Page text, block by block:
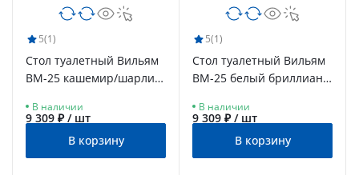
5(1)
Стол туалетный Вильям
ВМ-25 кашемир/шарли
В наличии
9 309 ₽ / шт
В корзину
5(1)
Стол туалетный Вильям
ВМ-25 белый бриллиант/
В наличии
9 309 ₽ / шт
В корзину